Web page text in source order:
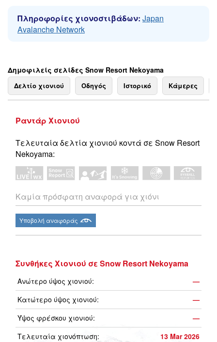
Πληροφορίες χιονοστιβάδων: Japan
Avalanche Network
Δημοφιλείς σελίδες Snow Resort Nekoyama
Δελτίο χιονιού Οδηγός Ιστορικό Κάμερες
Ραντάρ Χιονιού
Τελευταία δελτία χιονιού κοντά σε Snow Resort
Nekoyama:
Καμία πρόσφατη αναφορά για χιόνι
Υποβολή αναφοράς
Συνθήκες Χιονιού σε Snow Resort Nekoyama
Ανώτερο ύψος χιονιού:
—
Κατώτερο ύψος χιονιού:
—
Ύψος φρέσκου χιονιού:
—
Τελευταία χιονόπτωση:
13 Mar 2026